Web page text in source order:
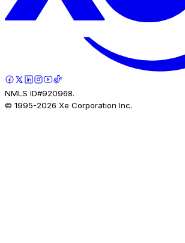
NMLS ID#920968.
© 1995-2026 Xe Corporation Inc.